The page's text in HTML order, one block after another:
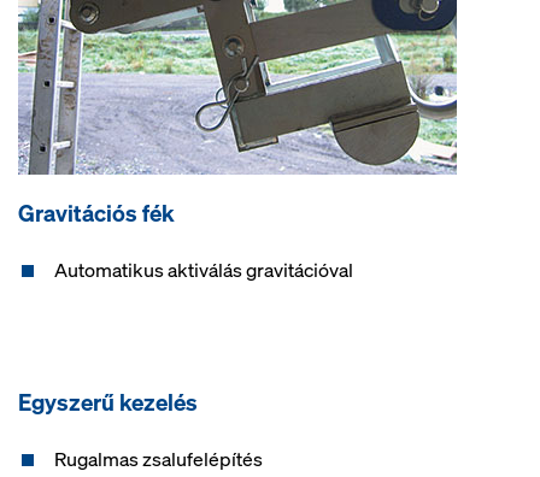
Gravitációs fék
Automatikus aktiválás gravitációval
Egyszerű kezelés
Rugalmas zsalufelépítés